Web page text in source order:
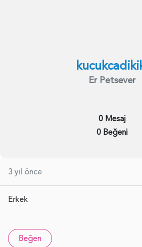
Er Petsever
0 Mesaj
0 Beğeni
3 yıl önce
Erkek
Beğen